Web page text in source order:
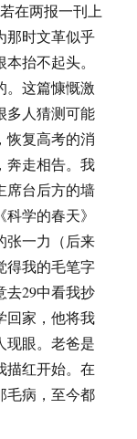
在两报一刊上
那时文革似乎
抬不起头。
。这篇慷慨激
多人猜测可能
恢复高考的消
奔走相告。我
席台后方的墙
学的春天》
张一力（后来
得我的毛笔字
去29中看我抄
回家，他将我
现眼。老爸是
描红开始。在
毛病，至今都
（之二） — 老师